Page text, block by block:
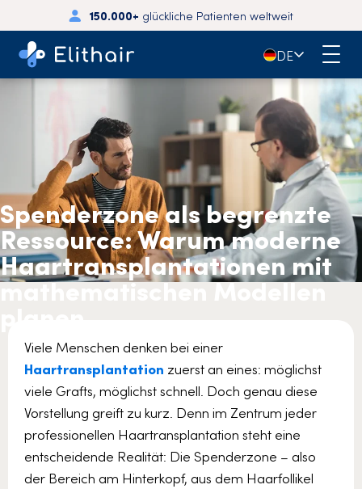
150.000+ glückliche Patienten weltweit
🇩🇪DE
Spenderzone als begrenzte
Ressource: Warum moderne
Haartransplantationen mit
mathematischen Modellen
Viele Menschen denken bei einer
Haartransplantation zuerst an eines: möglichst
viele Grafts, möglichst schnell. Doch genau diese
Vorstellung greift zu kurz. Denn im Zentrum jeder
professionellen Haartransplantation steht eine
entscheidende Realität: Die Spenderzone – also
der Bereich am Hinterkopf, aus dem Haarfollikel